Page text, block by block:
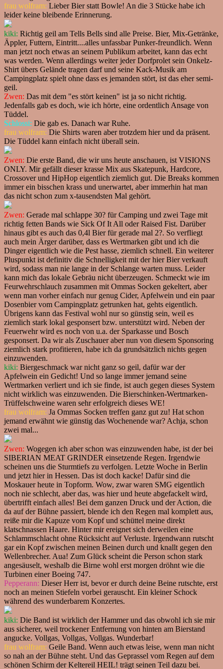
frau wolfram: Lieber Bier statt Bowle! An die 3 Stücke habe ich
leider keine bleibende Erinnerung.
kiki: Richtig geil am Tells Bells sind alle Preise. Bier, Mix-Getränke,
Äppler, Futtern, Eintritt....alles unfassbar Punker-freundlich. Wenn
man jetzt noch etwas an seinem Publikum arbeitet, kann das echt
was werden. Wenn allerdings weiter jeder Dorfprolet sein Onkelz-
Shirt übers Gelände tragen darf und seine Kack-Musik am
Campingplatz spielt ohne dass es jemanden stört, ist das eher semi-
geil.
Zwen: Das mit dem "es stört keinen" ist ja so nicht richtig.
Jedenfalls gab es doch, wie ich hörte, eine ordentlich Ansage von
Tüddel.
Schlossi: Die gab es. Danach war Ruhe.
frau wolfram: Die Shirts waren aber trotzdem hier und da präsent.
Die Tüddel kann einfach nicht überall sein.
Zwen: Die erste Band, die wir uns heute anschauen, ist VISIONS
ONLY. Mir gefällt dieser krasse Mix aus Skatepunk, Hardcore,
Crossover und HipHop eigentlich ziemlich gut. Die Breaks kommen
immer ein bisschen krass und unerwartet, aber immerhin hat man
das nicht schon zum x-tausendsten Mal gehört.
Zwen: Gerade mal schlappe 30? für Camping und zwei Tage mit
richtig fetten Bands wie Sick Of It All oder Raised Fist. Darüber
hinaus gibt es auch das 0,4l Bier für gerade mal 2?. So verfliegt
auch mein Ärger darüber, dass es Wertmarken gibt und ich die
Dinger eigentlich wie die Pest hasse, ziemlich schnell. Ein weiterer
Pluspunkt ist definitiv die Schnelligkeit mit der hier Bier verkauft
wird, sodass man nie lange in der Schlange warten muss. Leider
kann mich das lokale Gebräu nicht überzeugen. Schmeckt wie im
Feurwehrschlauch zusammen mit Ommas Socken gekeltert, aber
wenn man vorher einfach nur genug Cider, Apfelwein und ein paar
Dosenbier vom Campingplatz getrunken hat, gehts eigentlich.
Übrigens kann das Festival wohl nur so günstig sein, weil es
ziemlich stark lokal gesponsert bzw. unterstützt wird. Neben der
Feuerwehr wird es noch von u.a. der Sparkasse und Bosch
gesponsert. Da wir als Zuschauer aber nun von diesem Sponsoring
ziemlich stark profitieren, habe ich da grundsätzlich nichts gegen
einzuwenden.
kiki: Biergeschmack war nicht ganz so geil, dafür war der
Apfelwein ein Gedicht! Und so lange immer jemand seine
Wertmarken verliert und ich sie finde, ist auch gegen dieses System
nicht wirklich was einzuwenden. Die Bierschinken-Wertmarken-
Trüffelschweine waren sehr erfolgreich dieses WE!
frau wolfram: Ja Ommas Socken treffen ganz gut zu! Hat schon
jemand erwähnt wie günstig das Wochenende war? Achja, schon
zwei mal...
Zwen: Wogegen ich aber schon was einzuwenden habe, ist der bei
SIBERIAN MEAT GRINDER einsetzende Regen. Irgendwie
scheinen uns die Sturmtiefs zu verfolgen. Letzte Woche in Berlin
und jetzt hier in Hessen. Das ist doch kacke! Dafür sind die
Moskauer heute in Topform. Wow, zwar waren SMG eigentlich
noch nie schlecht, aber das, was hier und heute abgefackelt wird,
übertrifft einfach alles! Bei dem ganzen Druck und der Action, die
da auf der Bühne passiert, blende ich den Regen mal komplett aus,
reiße mir die Kapuze vom Kopf und schüttel meine direkt
klatschnassen Haare. Hinter mir ereignet sich derweilen eine
Schlammschlacht ohne Rücksicht auf Verluste. Irgendwann rutscht
gar ein Kopf zwischen meinen Beinen durch und knallt gegen den
Wellenbrecher. Aua! Zum Glück scheint die Person schon stark
angesäuselt, weshalb die Birne wohl erst morgen dröhnt wie die
Turbinen einer Boeing 747.
Pepperann: Dieser Herr ist, bevor er durch deine Beine rutschte, erst
noch an meinen Stiefeln vorbei gerauscht. Ein kleiner Schock
während des wunderbarem Konzertes.
kiki: Die Band ist wirklich der Hammer und das obwohl ich sie mir
aus sicherer, weil trockener Entfernung von hinten am Bierstand
angucke. Vollgas, Vollgas, Vollgas. Wunderbar!
frau wolfram: Geile Band. Wenn auch etwas leise, wenn man nicht
so nah an der Bühne steht. Und das Geprassel vom Regen auf dem
schönen Schirm der Keltereil HEIL! trägt seinen Teil dazu bei.